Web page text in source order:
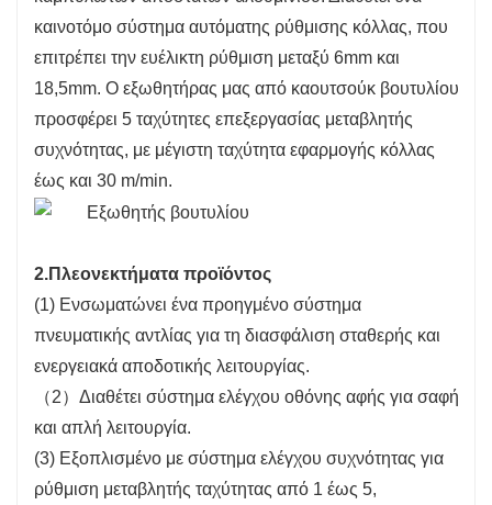
καινοτόμο σύστημα αυτόματης ρύθμισης κόλλας, που
επιτρέπει την ευέλικτη ρύθμιση μεταξύ 6mm και
18,5mm. Ο εξωθητήρας μας από καουτσούκ βουτυλίου
προσφέρει 5 ταχύτητες επεξεργασίας μεταβλητής
συχνότητας, με μέγιστη ταχύτητα εφαρμογής κόλλας
έως και 30 m/min.
2.Πλεονεκτήματα προϊόντος
(1) Ενσωματώνει ένα προηγμένο σύστημα
πνευματικής αντλίας για τη διασφάλιση σταθερής και
ενεργειακά αποδοτικής λειτουργίας.
（2）Διαθέτει σύστημα ελέγχου οθόνης αφής για σαφή
και απλή λειτουργία.
(3) Εξοπλισμένο με σύστημα ελέγχου συχνότητας για
ρύθμιση μεταβλητής ταχύτητας από 1 έως 5,